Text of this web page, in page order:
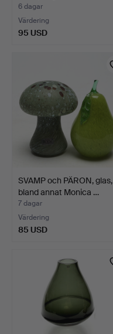
6 dagar
Värdering
95 USD
SVAMP och PÄRON, glas,
bland annat Monica …
7 dagar
Värdering
85 USD